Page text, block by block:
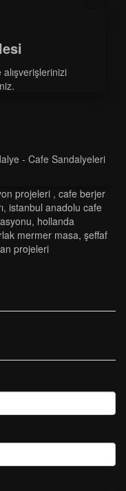
- Cafe Sandalyeleri
projeleri̇ , cafe berjer
, i̇stanbul anadolu cafe
, hollanda
mermer masa, şeffaf
projeleri